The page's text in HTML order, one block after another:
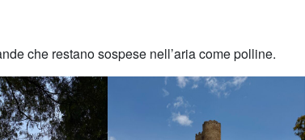
che restano sospese nell’aria come polline.